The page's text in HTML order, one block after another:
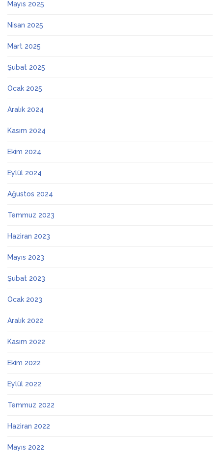
Mayıs 2025
Nisan 2025
Mart 2025
Şubat 2025
Ocak 2025
Aralık 2024
Kasım 2024
Ekim 2024
Eylül 2024
Ağustos 2024
Temmuz 2023
Haziran 2023
Mayıs 2023
Şubat 2023
Ocak 2023
Aralık 2022
Kasım 2022
Ekim 2022
Eylül 2022
Temmuz 2022
Haziran 2022
Mayıs 2022